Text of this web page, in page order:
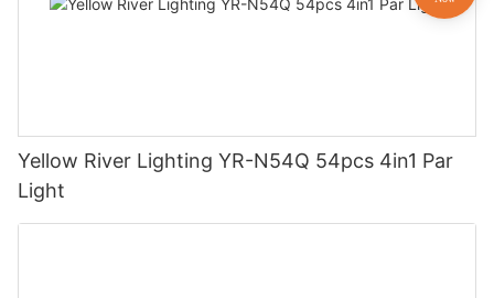
Yellow River Lighting YR-N54Q 54pcs 4in1 Par
Light